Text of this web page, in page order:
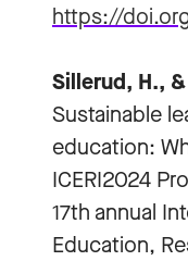
https://
Sillerud, H.,
Sustainable
education:
ICERI2024
17th annual
Education,